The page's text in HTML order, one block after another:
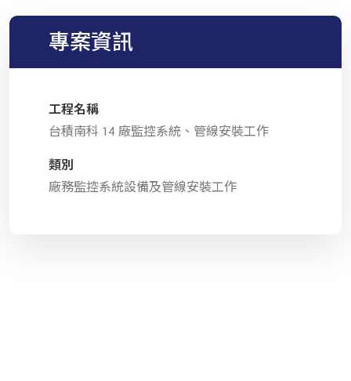
專案資訊
工程名稱
台積南科 14 廠監控系統、管線安裝工作
類別
廠務監控系統設備及管線安裝工作